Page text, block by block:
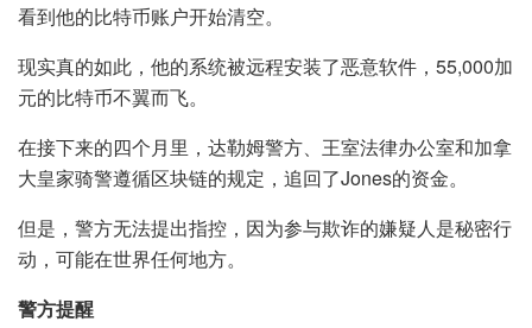
看到他的比特币账户开始清空。
现实真的如此，他的系统被远程安装了恶意软件，55,000加
元的比特币不翼而飞。
在接下来的四个月里，达勒姆警方、王室法律办公室和加拿
大皇家骑警遵循区块链的规定，追回了Jones的资金。
但是，警方无法提出指控，因为参与欺诈的嫌疑人是秘密行
动，可能在世界任何地方。
警方提醒